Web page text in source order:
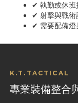
✔ 執勤或休班
✔ 射擊與戰術
✔ 需要配備燈
K.T.TACTICAL
專業裝備整合